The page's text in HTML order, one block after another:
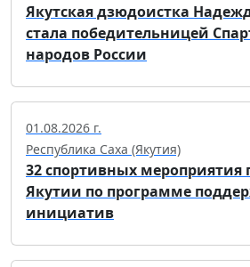
Якутская дзюдоистка
стала победительницей
народов России
01.08.2026 г.
Республика Саха (Якутия)
32 спортивных мероприятия
Якутии по программе
инициатив